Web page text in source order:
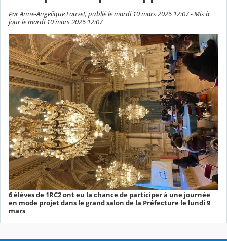
Par Anne-Angelique Fauvet, publié le mardi 10 mars 2026 12:07 - Mis à
jour le mardi 10 mars 2026 12:07
6 élèves de 1RC2 ont eu la chance de participer à une journée
en mode projet dans le grand salon de la Préfecture le lundi 9
mars